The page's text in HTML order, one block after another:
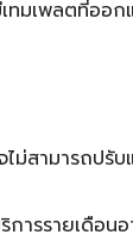
ทมเพลตที่ออ
ไม่สามารถปรับ
การรายเดือนอ